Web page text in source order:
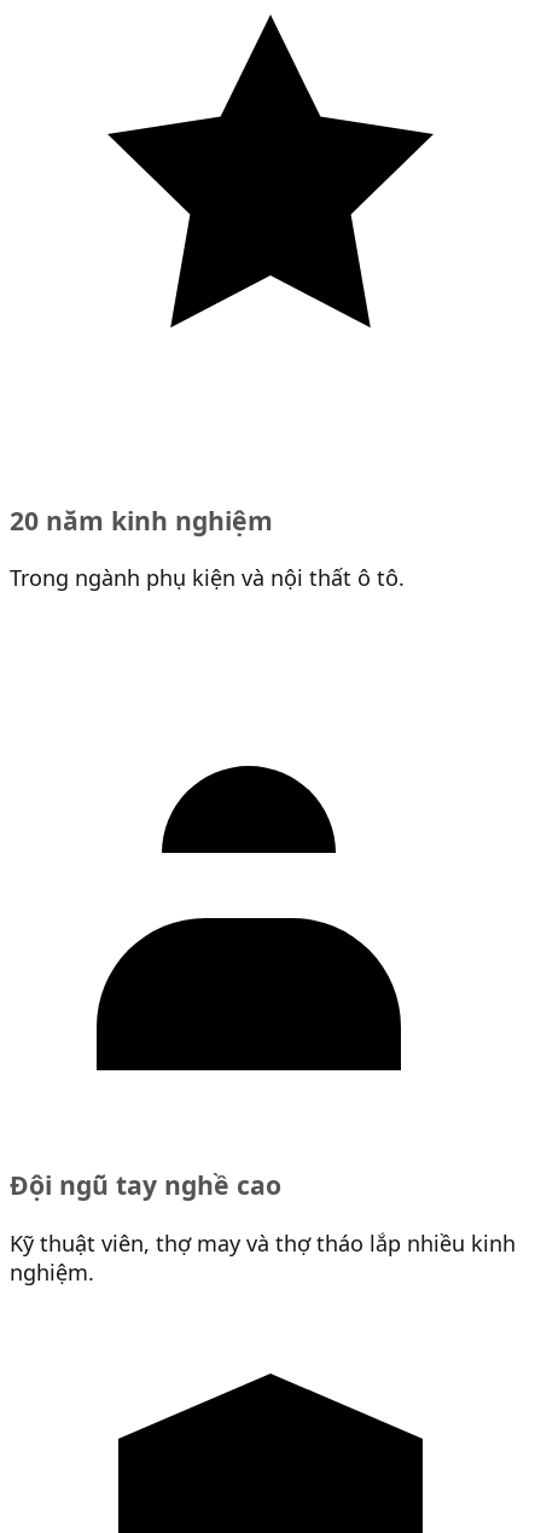
20 năm kinh nghiệm
Trong ngành phụ kiện và nội thất ô tô.
Đội ngũ tay nghề cao
Kỹ thuật viên, thợ may và thợ tháo lắp nhiều kinh
nghiệm.